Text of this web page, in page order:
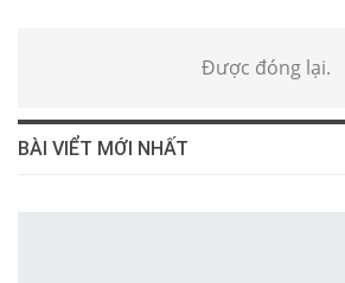
Được đóng lại.
BÀI VIỂT MỚI NHẤT